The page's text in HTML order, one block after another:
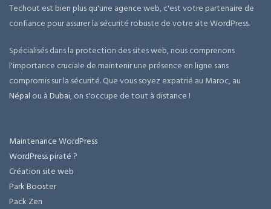
Techout est bien plus qu'une agence web, c'est votre partenaire de
confiance pour assurer la sécurité robuste de votre site WordPress.
Spécialisés dans la protection des sites web, nous comprenons
l'importance cruciale de maintenir une présence en ligne sans
compromis sur la sécurité. Que vous soyez expatrié au Maroc, au
Népal ou àDubai, on s'occupe de tout à distance !
Maintenance WordPress
WordPress piraté ?
Création site web
Park Booster
Pack Zen